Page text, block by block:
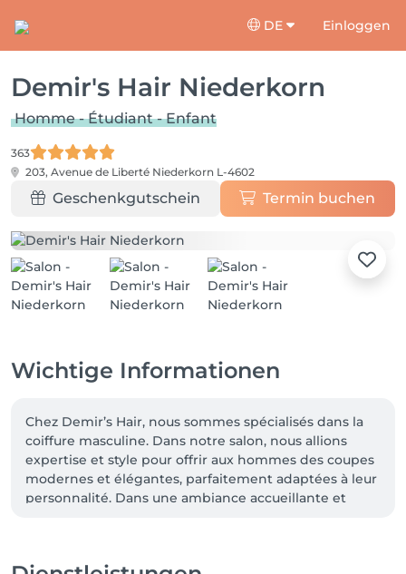
DE Einloggen
Demir's Hair Niederkorn
Homme - Étudiant - Enfant
363
203, Avenue de Liberté Niederkorn L-4602
Geschenkgutschein Termin buchen
Wichtige Informationen
Chez Demir’s Hair, nous sommes spécialisés dans la
coiffure masculine. Dans notre salon, nous allions
expertise et style pour offrir aux hommes des coupes
modernes et élégantes, parfaitement adaptées à leur
personnalité. Dans une ambiance accueillante et